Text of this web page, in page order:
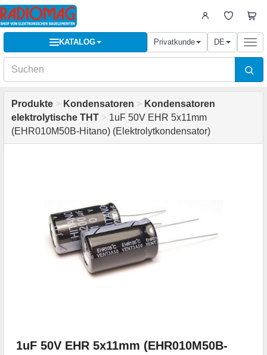
KATALOG Privatkunde DE
Produkte > Kondensatoren > Kondensatoren
elektrolytische THT > 1uF 50V EHR 5x11mm
(EHR010M50B-Hitano) (Elektrolytkondensator)
1uF 50V EHR 5x11mm (EHR010M50B-